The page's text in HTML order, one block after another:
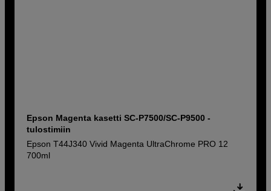
Epson Magenta kasetti SC-P7500/SC-P9500 -
tulostimiin
Epson T44J340 Vivid Magenta UltraChrome PRO 12
700ml